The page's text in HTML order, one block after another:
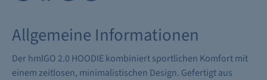
Allgemeine Informationen
Der hmlGO 2.0 HOODIE kombiniert sportlichen Komfort mit
einem zeitlosen, minimalistischen Design. Gefertigt aus